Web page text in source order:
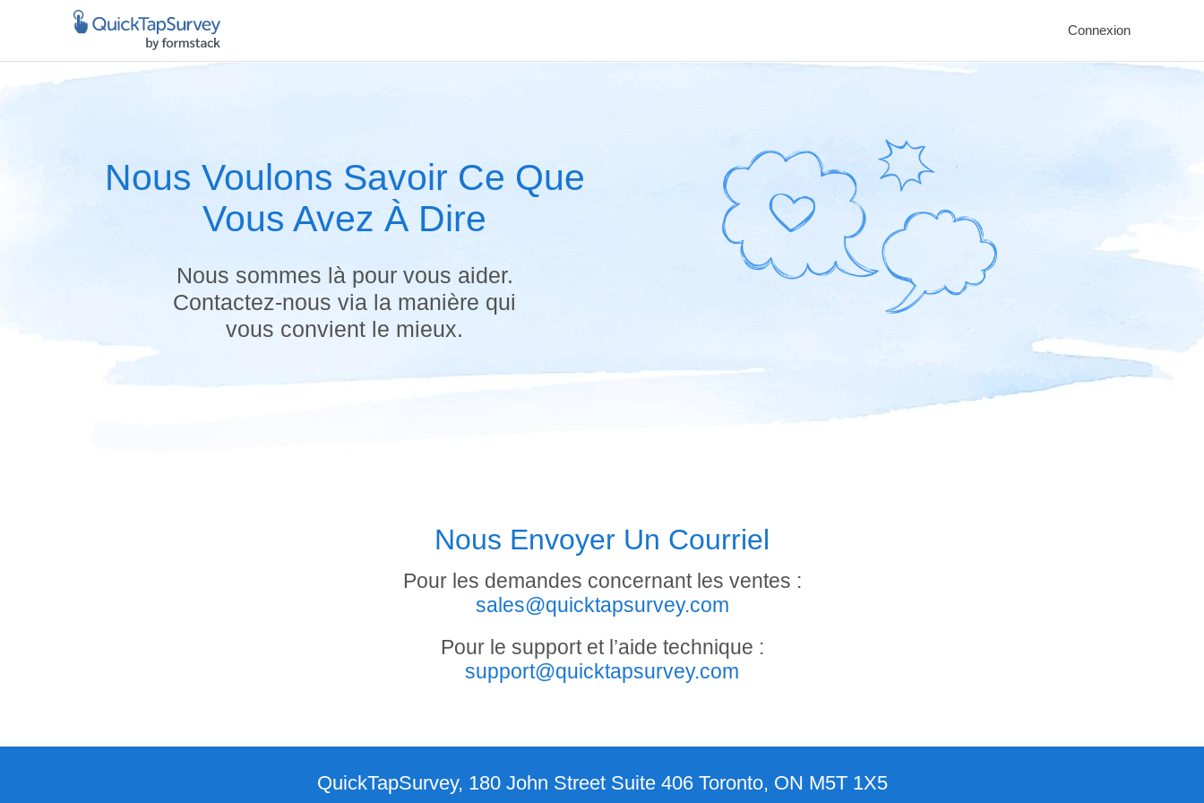
Connexion
Nous Voulons Savoir Ce Que
Vous Avez À Dire
Nous sommes là pour vous aider.
Contactez-nous via la manière qui
vous convient le mieux.
Nous Envoyer Un Courriel
Pour les demandes concernant les ventes :
sales@quicktapsurvey.com
Pour le support et l’aide technique :
support@quicktapsurvey.com
QuickTapSurvey, 180 John Street Suite 406 Toronto, ON M5T 1X5